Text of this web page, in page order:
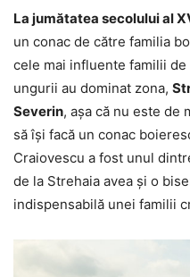
La jumătatea secolului al
un conac de către familia
cele mai influente familii
ungurii au dominat zona,
Severin, aşa că nu este de
să îşi facă un conac
Craiovescu a fost unul
de la Strehaia avea şi o
indispensabilă unei familii